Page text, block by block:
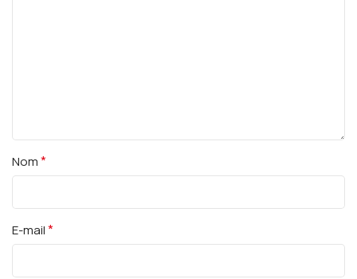
Nom*
E-mail*